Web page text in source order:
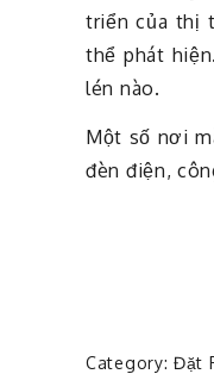
triển của thị
thể phát
lén nào.
Một số nơi
đèn điện,
Category: Đặt